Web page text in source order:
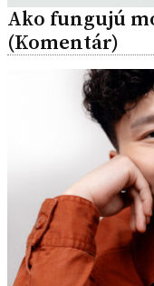
Ako fungujú
(Komentár)